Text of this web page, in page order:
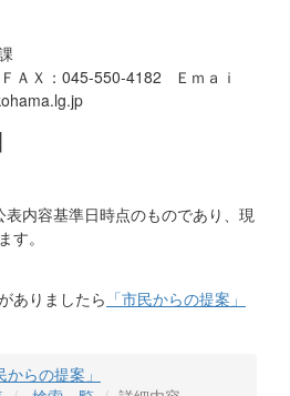
ＡＸ：045-550-4182 Ｅｍａｉ
内容基準日時点のものであり、現
す。
ありましたら 「市民からの提案」
からの提案」